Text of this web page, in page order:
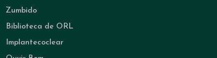
Zumbido
Biblioteca de ORL
Implantecoclear